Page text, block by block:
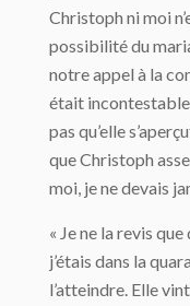
Christoph ni moi
possibilité du
notre appel à la
était
pas qu’elle
que Christoph
moi, je ne devais
« Je ne la revis
j’étais dans la
l’atteindre. Elle